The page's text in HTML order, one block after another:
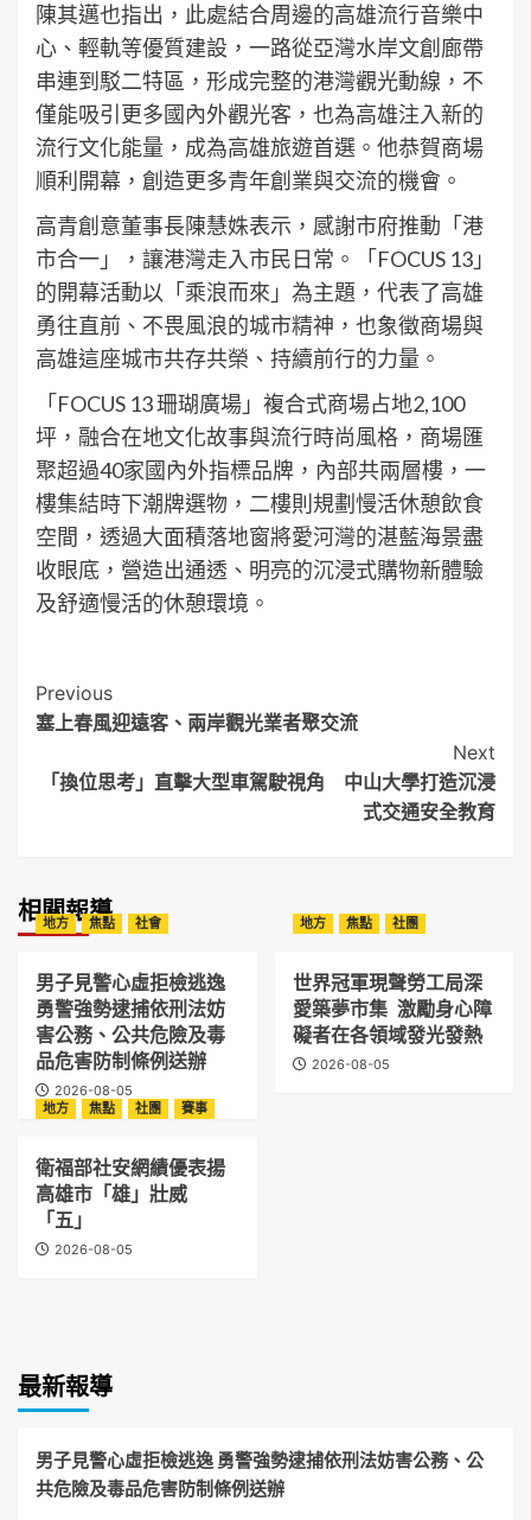
陳其邁也指出，此處結合周邊的高雄流行音樂中
心、輕軌等優質建設，一路從亞灣水岸文創廊帶
串連到駁二特區，形成完整的港灣觀光動線，不
僅能吸引更多國內外觀光客，也為高雄注入新的
流行文化能量，成為高雄旅遊首選。他恭賀商場
順利開幕，創造更多青年創業與交流的機會。
高青創意董事長陳慧姝表示，感謝市府推動「港
市合一」，讓港灣走入市民日常。「FOCUS 13」
的開幕活動以「乘浪而來」為主題，代表了高雄
勇往直前、不畏風浪的城市精神，也象徵商場與
高雄這座城市共存共榮、持續前行的力量。
「FOCUS 13 珊瑚廣場」複合式商場占地2,100
坪，融合在地文化故事與流行時尚風格，商場匯
聚超過40家國內外指標品牌，內部共兩層樓，一
樓集結時下潮牌選物，二樓則規劃慢活休憩飲食
空間，透過大面積落地窗將愛河灣的湛藍海景盡
收眼底，營造出通透、明亮的沉浸式購物新體驗
及舒適慢活的休憩環境。
Post
Navigation
Previous
塞上春風迎遠客、兩岸觀光業者聚交流
Next
「換位思考」直擊大型車駕駛視角 中山大學打造沉浸
式交通安全教育
相關報導
地方 焦點 社會
男子見警心虛拒檢逃逸
勇警強勢逮捕依刑法妨
害公務、公共危險及毒
品危害防制條例送辦
2026-08-05
地方 焦點 社團
世界冠軍現聲勞工局深
愛築夢市集 激勵身心障
礙者在各領域發光發熱
2026-08-05
地方 焦點 社團 賽事
衛福部社安網績優表揚
高雄市「雄」壯威
「五」
2026-08-05
最新報導
男子見警心虛拒檢逃逸 勇警強勢逮捕依刑法妨害公務、公
共危險及毒品危害防制條例送辦